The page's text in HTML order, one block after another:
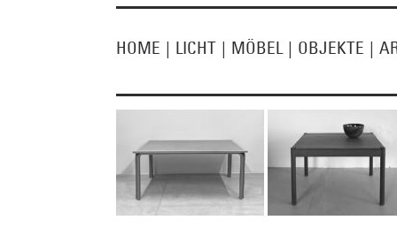
HOME | LICHT | MÖBEL | OBJEKTE |